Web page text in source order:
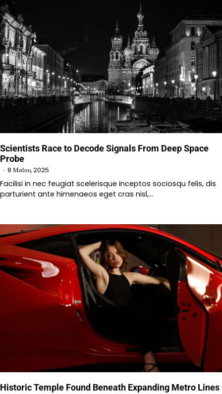
Scientists Race to Decode Signals From Deep Space
Probe
8 Μαΐου, 2025
Facilisi in nec feugiat scelerisque inceptos sociosqu felis, dis
parturient ante himenaeos eget cras nisl,…
Historic Temple Found Beneath Expanding Metro Lines